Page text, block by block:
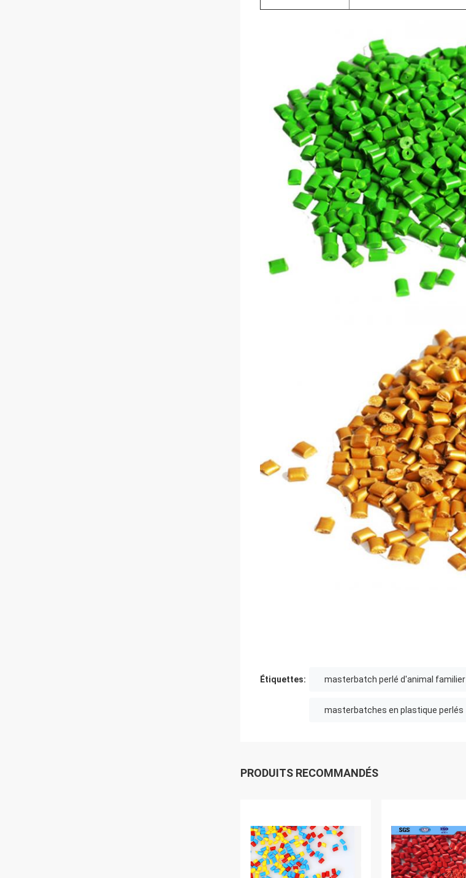
Étiquettes: masterbatch perlé d'animal familier
masterbatches en plastique perlés
PRODUITS RECOMMANDÉS